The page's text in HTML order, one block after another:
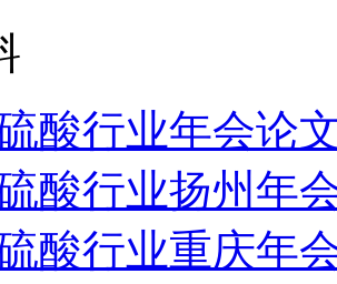
硫酸行业年会论
硫酸行业扬州年
硫酸行业重庆年